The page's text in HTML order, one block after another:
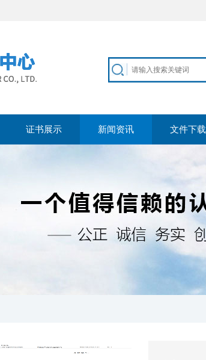
证书展示 新闻资讯 文件下载